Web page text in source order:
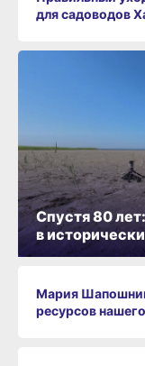
для садоводов
Мария
ресурсов
Спустя 80
в